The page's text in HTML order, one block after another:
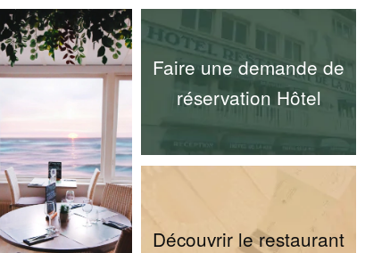
Faire une demande de
réservation Hôtel
Découvrir le restaurant